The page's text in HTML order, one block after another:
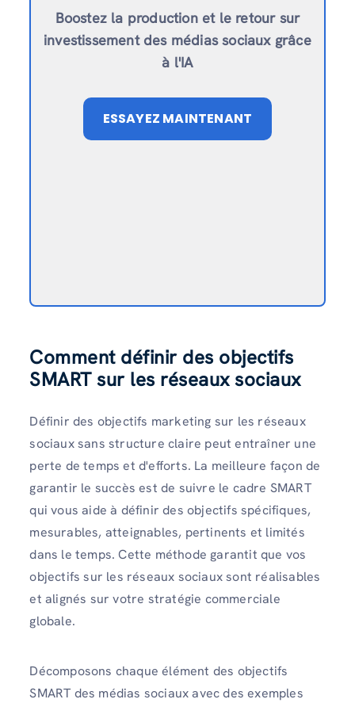
Boostez la production et le retour sur
investissement des médias sociaux grâce
à l'IA
ESSAYEZ MAINTENANT
Comment définir des objectifs
SMART sur les réseaux sociaux
Définir des objectifs marketing sur les réseaux
sociaux sans structure claire peut entraîner une
perte de temps et d'efforts. La meilleure façon de
garantir le succès est de suivre le cadre SMART
qui vous aide à définir des objectifs spécifiques,
mesurables, atteignables, pertinents et limités
dans le temps. Cette méthode garantit que vos
objectifs sur les réseaux sociaux sont réalisables
et alignés sur votre stratégie commerciale
globale.
Décomposons chaque élément des objectifs
SMART des médias sociaux avec des exemples